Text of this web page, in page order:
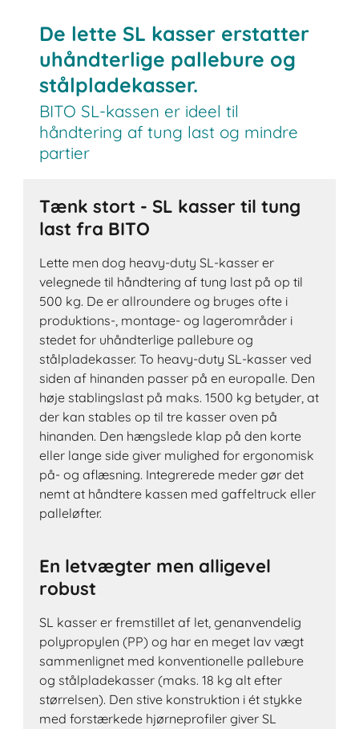
De lette SL kasser erstatter
uhåndterlige pallebure og
stålpladekasser.
BITO SL-kassen er ideel til
håndtering af tung last og mindre
partier
Tænk stort - SL kasser til tung
last fra BITO
Lette men dog heavy-duty SL-kasser er
velegnede til håndtering af tung last på op til
500 kg. De er allroundere og bruges ofte i
produktions-, montage- og lagerområder i
stedet for uhåndterlige pallebure og
stålpladekasser. To heavy-duty SL-kasser ved
siden af hinanden passer på en europalle. Den
høje stablingslast på maks. 1500 kg betyder, at
der kan stables op til tre kasser oven på
hinanden. Den hængslede klap på den korte
eller lange side giver mulighed for ergonomisk
på- og aflæsning. Integrerede meder gør det
nemt at håndtere kassen med gaffeltruck eller
palleløfter.
En letvægter men alligevel
robust
SL kasser er fremstillet af let, genanvendelig
polypropylen (PP) og har en meget lav vægt
sammenlignet med konventionelle pallebure
og stålpladekasser (maks. 18 kg alt efter
størrelsen). Den stive konstruktion i ét stykke
med forstærkede hjørneprofiler giver SL